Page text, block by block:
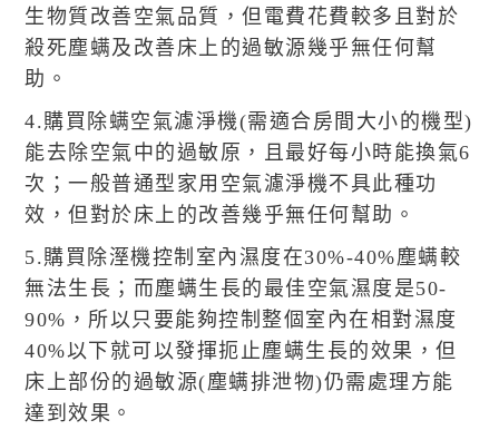
生物質改善空氣品質，但電費花費較多且對於
殺死塵螨及改善床上的過敏源幾乎無任何幫
助。
4.購買除螨空氣濾淨機(需適合房間大小的機型)
能去除空氣中的過敏原，且最好每小時能換氣6
次；一般普通型家用空氣濾淨機不具此種功
效，但對於床上的改善幾乎無任何幫助。
5.購買除溼機控制室內濕度在30%-40%塵螨較
無法生長；而塵螨生長的最佳空氣濕度是50-
90%，所以只要能夠控制整個室內在相對濕度
40%以下就可以發揮扼止塵螨生長的效果，但
床上部份的過敏源(塵螨排泄物)仍需處理方能
達到效果。